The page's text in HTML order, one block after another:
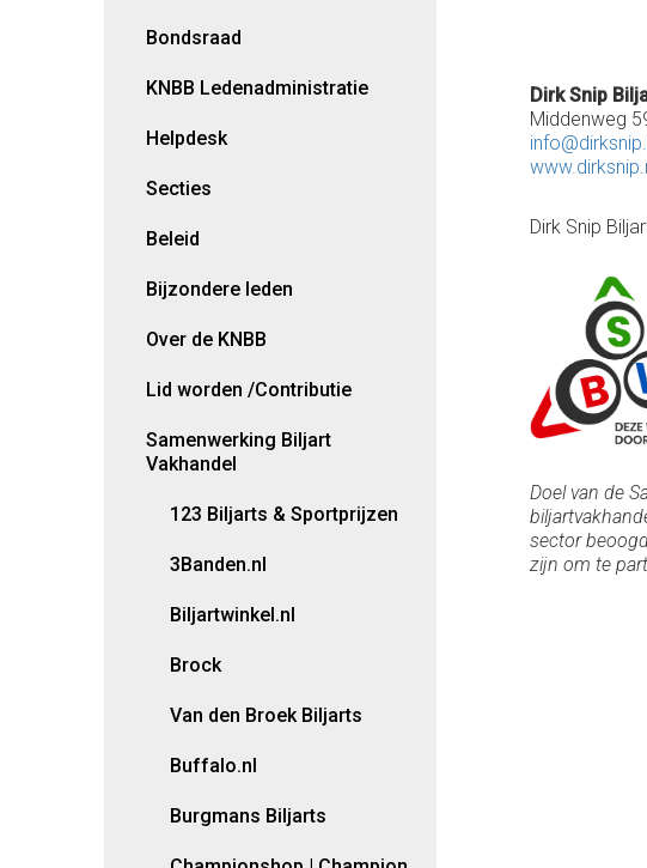
Bondsraad
KNBB Ledenadministratie
Helpdesk
Secties
Beleid
Bijzondere leden
Over de KNBB
Lid worden /Contributie
Samenwerking Biljart
Vakhandel
123 Biljarts & Sportprijzen
3Banden.nl
Biljartwinkel.nl
Brock
Van den Broek Biljarts
Buffalo.nl
Burgmans Biljarts
Dirk Snip
Middenweg
Dirk Snip
Doel van de
sector
zijn om te